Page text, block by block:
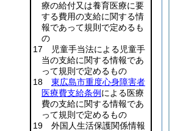
療の給付又は養育医療に要
する費用の支給に関する情
報であって規則で定めるも
の
17 児童手当法による児童手
当の支給に関する情報であ
って規則で定めるもの
18 東広島市重度心身障害者
医療費支給条例 による医療
費の支給に関する情報であ
って規則で定めるもの
19 外国人生活保護関係情報